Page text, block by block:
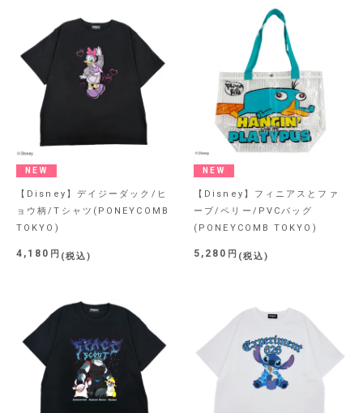
NEW
【Disney】デイジーダック/ヒ
ョウ柄/Tシャツ(PONEYCOMB
TOKYO)
4,180 税込
NEW
【Disney】フィニアスとファ
ーブ/ペリー/PVCバッグ
(PONEYCOMB TOKYO)
5,280 税込